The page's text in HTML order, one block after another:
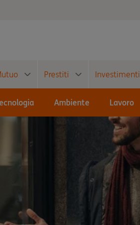
Prestiti Investimenti
Ambiente Lavoro